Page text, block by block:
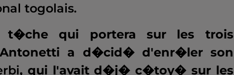
togolais.
t�che qui portera sur les trois
a d�cid� d'enr�ler son
, qui l'avait d�j� c�toy� sur les